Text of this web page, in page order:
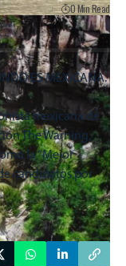
0 Min Read
ES MEXICANA.
mexicana de
The Warning,
la “Mejor
candidatos por